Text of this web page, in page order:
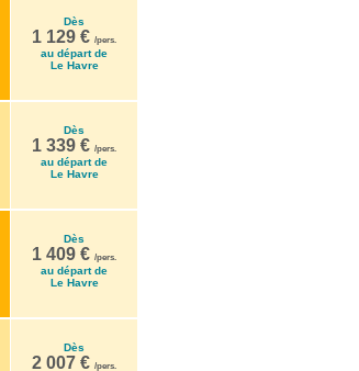
Dès
1 129 € /pers.
au départ de
Le Havre
Dès
1 339 € /pers.
au départ de
Le Havre
Dès
1 409 € /pers.
au départ de
Le Havre
Dès
2 007 € /pers.